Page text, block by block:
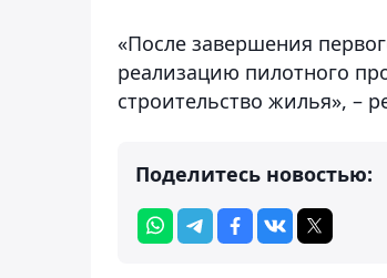
«После завершения
реализацию пилотного
строительство жилья», –
Поделитесь новостью: